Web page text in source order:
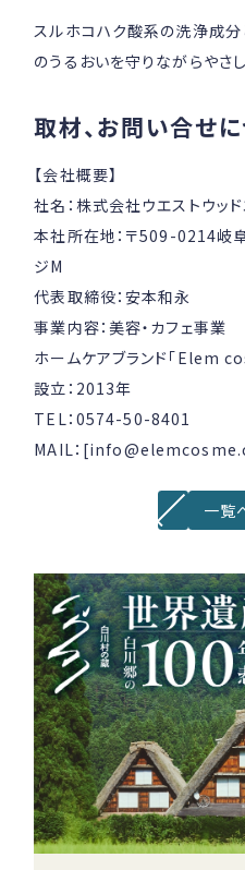
スルホコハク酸系の洗浄成
のうるおいを守りながらやさ
取材、お問い合せ
【会社概要】
社名：株式会社ウエストウッ
本社所在地：〒509-0214岐
ジM
代表取締役：安本和永
事業内容：美容・カフェ事業
ホームケアブランド「Elem
設立：2013年
TEL：0574-50-8401
MAIL：
一覧